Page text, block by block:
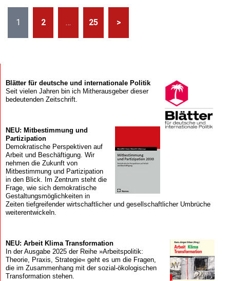
Seitennummerierung
1 2 … 25 >
Blätter für deutsche und internationale Politik
Seit vielen Jahren bin ich Mitherausgeber dieser
bedeutenden Zeitschrift.
NEU: Mitbestimmung und
Partizipation
Demokratische Perspektiven auf
Arbeit und Beschäftigung. Wir
nehmen die Zukunft von
Mitbestimmung und Partizipation
in den Blick. Im Zentrum steht die
Frage, wie sich demokratische
Gestaltungsmöglichkeiten in
Zeiten tiefgreifender wirtschaftlicher und gesellschaftlicher Umbrüche
weiterentwickeln.
NEU: Arbeit Klima Transformation
In der Ausgabe 2025 der Reihe »Arbeitspolitik:
Theorie, Praxis, Strategie« geht es um die Fragen,
die im Zusammenhang mit der sozial-ökologischen
Transformation stehen.